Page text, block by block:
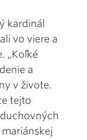
kardinál
vo viere a
„Koľké
a
v živote.
tejto